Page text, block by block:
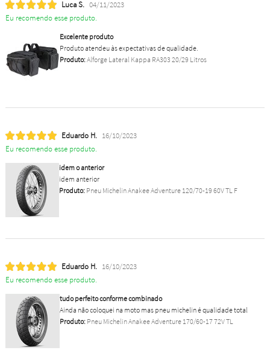
Luca S. 04/11/2023
Eu recomendo esse produto.
Excelente produto
Produto atendeu às expectativas de qualidade.
Produto:Alforge Lateral Kappa RA303 20/29 Litros
Eduardo H. 16/10/2023
Eu recomendo esse produto.
idem o anterior
idem anterior
Produto:Pneu Michelin Anakee Adventure 120/70-19 60V TL F
Eduardo H. 16/10/2023
Eu recomendo esse produto.
tudo perfeito conforme combinado
Ainda não coloquei na moto mas pneu michelin é qualidade total
Produto:Pneu Michelin Anakee Adventure 170/60-17 72V TL